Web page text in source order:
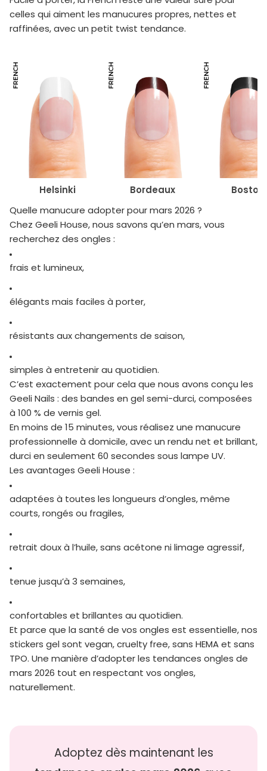
celles qui aiment les manucures propres, nettes et
raffinées, avec un petit twist tendance.
Helsinki Bordeaux Boston
Quelle manucure adopter pour mars 2026 ?
Chez Geeli House, nous savons qu’en mars, vous
recherchez des ongles :
frais et lumineux,
élégants mais faciles à porter,
résistants aux changements de saison,
simples à entretenir au quotidien.
C’est exactement pour cela que nous avons conçu les
Geeli Nails : des bandes en gel semi-durci, composées
à 100 % de vernis gel.
En moins de 15 minutes, vous réalisez une manucure
professionnelle à domicile, avec un rendu net et brillant,
durci en seulement 60 secondes sous lampe UV.
Les avantages Geeli House :
adaptées à toutes les longueurs d’ongles, même
courts, rongés ou fragiles,
retrait doux à l’huile, sans acétone ni limage agressif,
tenue jusqu’à 3 semaines,
confortables et brillantes au quotidien.
Et parce que la santé de vos ongles est essentielle, nos
stickers gel sont vegan, cruelty free, sans HEMA et sans
TPO. Une manière d’adopter les tendances ongles de
mars 2026 tout en respectant vos ongles,
naturellement.
Adoptez dès maintenant les